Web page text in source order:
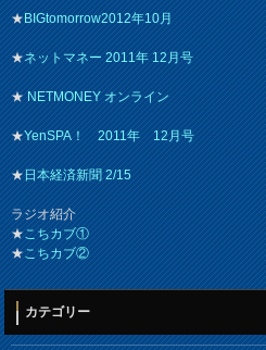
★BIGtomorrow2012年10月
★ネットマネー 2011年 12月号
★NETMONEY オンライン
★YenSPA！ 2011年 12月号
★日本経済新聞 2/15
ラジオ紹介
★こちカブ①
★こちカブ②
カテゴリー